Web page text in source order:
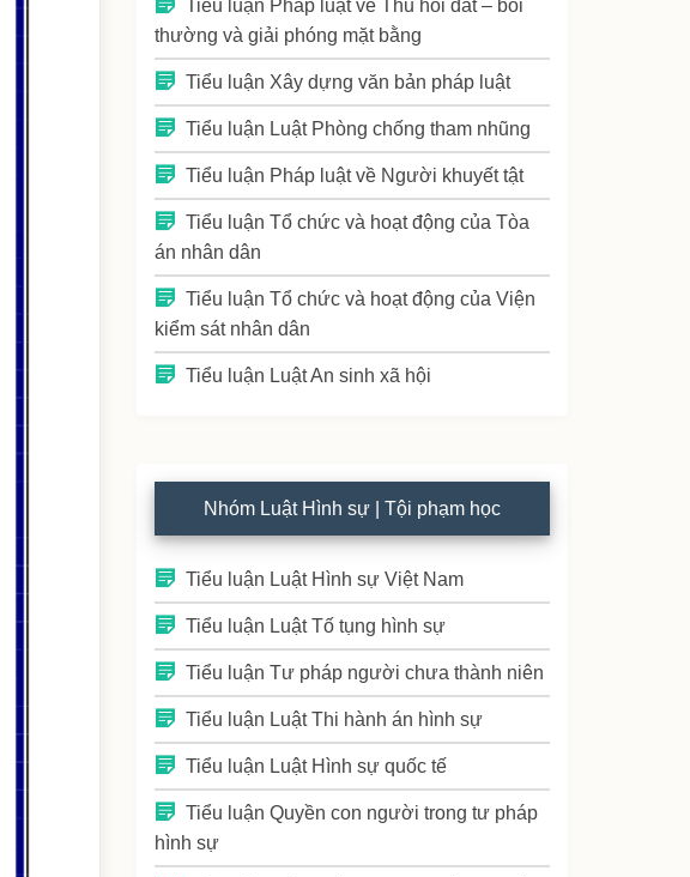
Tiểu luận Pháp luật về Thu hồi đất – bồi
thường và giải phóng mặt bằng
Tiểu luận Xây dựng văn bản pháp luật
Tiểu luận Luật Phòng chống tham nhũng
Tiểu luận Pháp luật về Người khuyết tật
Tiểu luận Tổ chức và hoạt động của Tòa
án nhân dân
Tiểu luận Tổ chức và hoạt động của Viện
kiểm sát nhân dân
Tiểu luận Luật An sinh xã hội
Nhóm Luật Hình sự | Tội phạm học
Tiểu luận Luật Hình sự Việt Nam
Tiểu luận Luật Tố tụng hình sự
Tiểu luận Tư pháp người chưa thành niên
Tiểu luận Luật Thi hành án hình sự
Tiểu luận Luật Hình sự quốc tế
Tiểu luận Quyền con người trong tư pháp
hình sự